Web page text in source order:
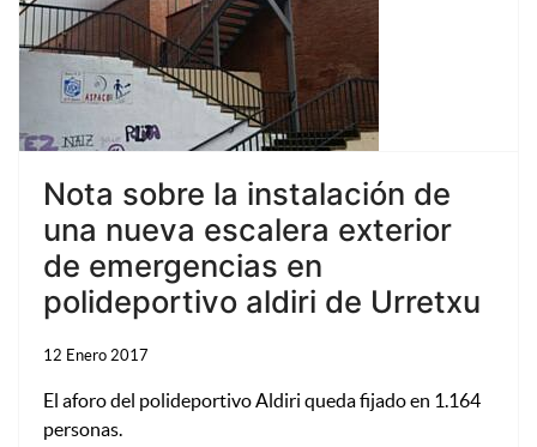
Nota sobre la instalación de
una nueva escalera exterior
de emergencias en
polideportivo aldiri de Urretxu
12 Enero 2017
El aforo del polideportivo Aldiri queda fijado en 1.164
personas.